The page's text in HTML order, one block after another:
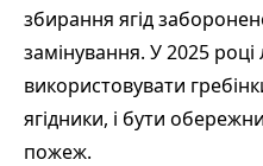
збирання ягід
замінування. У 2025 році
використовувати
ягідники, і бути
пожеж.